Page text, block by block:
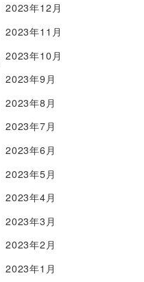
2023年12月
2023年11月
2023年10月
2023年9月
2023年8月
2023年7月
2023年6月
2023年5月
2023年4月
2023年3月
2023年2月
2023年1月